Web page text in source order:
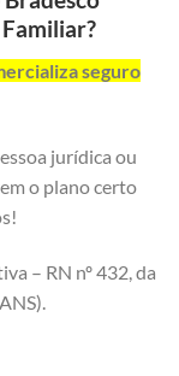
seguro
jurídica ou
o plano certo
– RN nº 432, da